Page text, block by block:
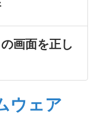
画面を正し
ウェア